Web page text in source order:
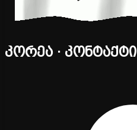
კორეა · კონტაქტი